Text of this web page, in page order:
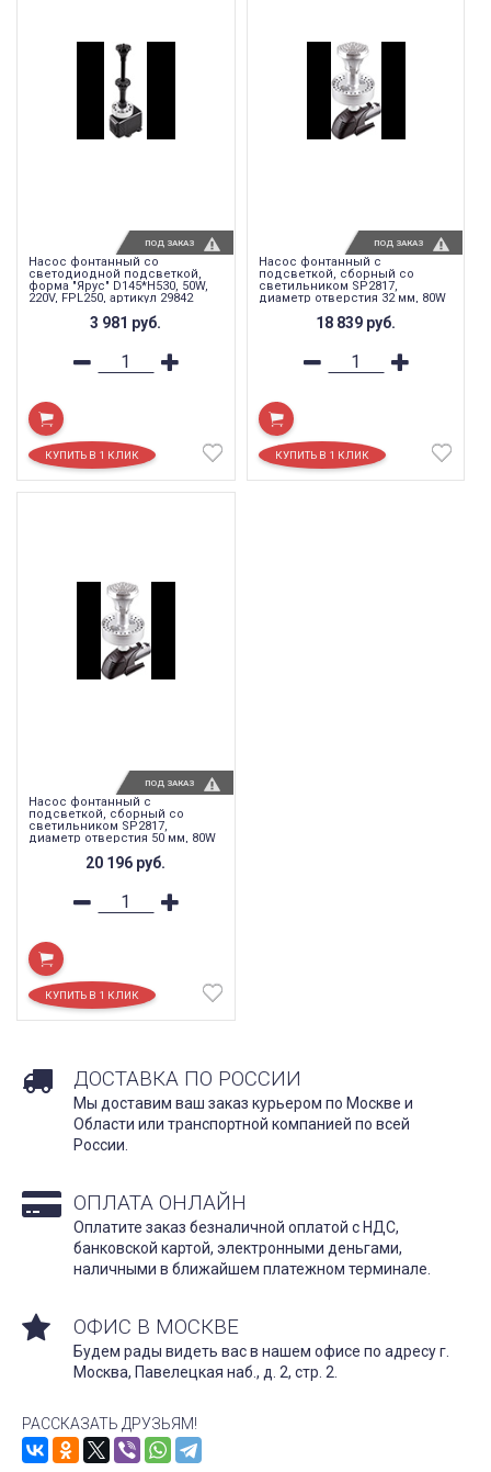
Насос фонтанный со
светодиодной подсветкой,
форма "Ярус" D145*H530, 50W,
220V, FPL250, артикул 29842
3 981 руб.
ПОД ЗАКАЗ
Насос фонтанный с
подсветкой, сборный со
светильником SP2817,
диаметр отверстия 32 мм, 80W
18 839 руб.
ПОД ЗАКАЗ
Насос фонтанный с
подсветкой, сборный со
светильником SP2817,
диаметр отверстия 50 мм, 80W
20 196 руб.
ПОД ЗАКАЗ
ДОСТАВКА ПО РОССИИ
Мы доставим ваш заказ курьером по Москве и
Области или транспортной компанией по всей
России.
ОПЛАТА ОНЛАЙН
Оплатите заказ безналичной оплатой с НДС,
банковской картой, электронными деньгами,
наличными в ближайшем платежном терминале.
ОФИС В МОСКВЕ
Будем рады видеть вас в нашем офисе по адресу г.
Москва, Павелецкая наб., д. 2, стр. 2.
РАССКАЗАТЬ ДРУЗЬЯМ!